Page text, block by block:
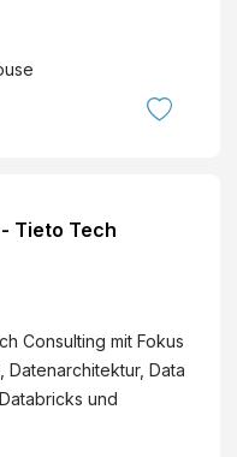
Tieto Tech
Consulting mit Fokus
Data
und